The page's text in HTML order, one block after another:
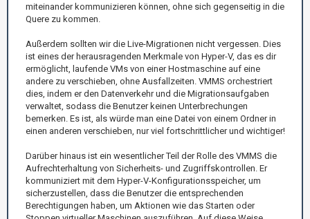
miteinander kommunizieren können, ohne sich gegenseitig in die
Quere zu kommen.
Außerdem sollten wir die Live-Migrationen nicht vergessen. Dies
ist eines der herausragenden Merkmale von Hyper-V, das es dir
ermöglicht, laufende VMs von einer Hostmaschine auf eine
andere zu verschieben, ohne Ausfallzeiten. VMMS orchestriert
dies, indem er den Datenverkehr und die Migrationsaufgaben
verwaltet, sodass die Benutzer keinen Unterbrechungen
bemerken. Es ist, als würde man eine Datei von einem Ordner in
einen anderen verschieben, nur viel fortschrittlicher und wichtiger!
Darüber hinaus ist ein wesentlicher Teil der Rolle des VMMS die
Aufrechterhaltung von Sicherheits- und Zugriffskontrollen. Er
kommuniziert mit dem Hyper-V-Konfigurationsspeicher, um
sicherzustellen, dass die Benutzer die entsprechenden
Berechtigungen haben, um Aktionen wie das Starten oder